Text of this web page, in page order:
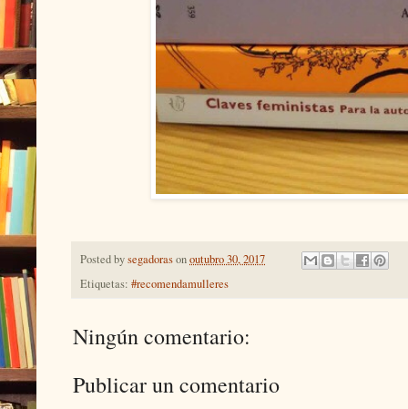
Posted bysegadorasonoutubro 30, 2017
Etiquetas: #recomendamulleres
Ningún comentario:
Publicar un comentario